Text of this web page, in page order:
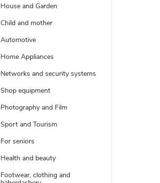
House and Garden
Child and mother
Automotive
Home Appliances
Networks and security systems
Shop equipment
Photography and Film
Sport and Tourism
For seniors
Health and beauty
Footwear, clothing and